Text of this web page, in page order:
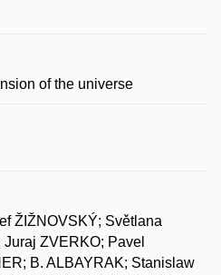
of the universe
ŽIŽNOVSKÝ; Světlana
ZVERKO; Pavel
B. ALBAYRAK; Stanislaw